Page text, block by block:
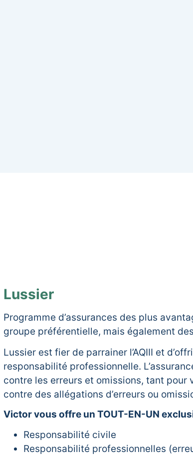
Lussier
Programme d’assurances des plus
groupe préférentielle, mais également
Lussier est fier de parrainer l’AQIII et
responsabilité professionnelle.
contre les erreurs et omissions, tant pour
contre des allégations d’erreurs ou
Victor vous offre un TOUT-EN-UN
Responsabilité civile
Responsabilité professionnelles